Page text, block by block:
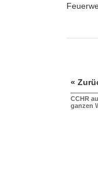
«
CCHR
ganzen